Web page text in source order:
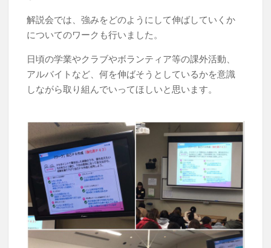
解説会では、強みをどのようにして伸ばしていくか
についてのワークも行いました。
日頃の学業やクラブやボランティア等の課外活動、
アルバイトなど、何を伸ばそうとしているかを意識
しながら取り組んでいってほしいと思います。